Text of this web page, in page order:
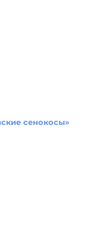
сенокосы»